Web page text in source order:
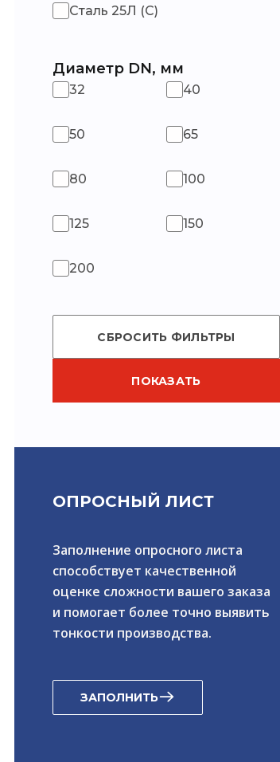
Сталь 25Л (С)
Диаметр DN, мм
32 40
50 65
80 100
125 150
200
СБРОСИТЬ ФИЛЬТРЫ
ПОКАЗАТЬ
ОПРОСНЫЙ ЛИСТ
Заполнение опросного листа
способствует качественной
оценке сложности вашего заказа
и помогает более точно выявить
тонкости производства.
ЗАПОЛНИТЬ